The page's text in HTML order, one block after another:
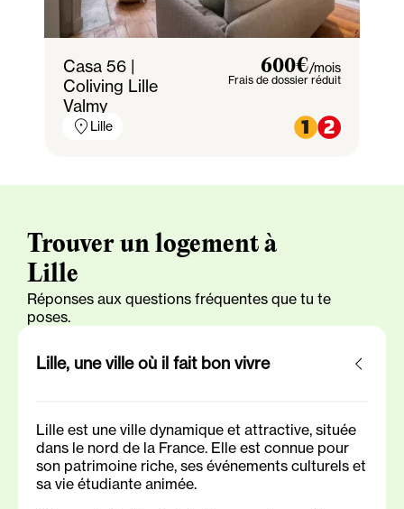
Casa 56 |
Coliving Lille
Valmy
600€/mois
Frais de dossier réduit
Lille
Trouver un logement à
Lille
Réponses aux questions fréquentes que tu te
poses.
Lille, une ville où il fait bon vivre
Lille est une ville dynamique et attractive, située
dans le nord de la France. Elle est connue pour
son patrimoine riche, ses événements culturels et
sa vie étudiante animée.